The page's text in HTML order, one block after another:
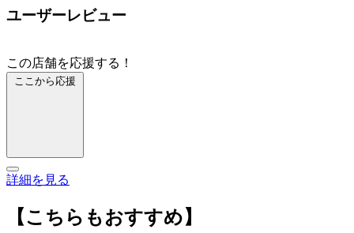
ユーザーレビュー
この店舗を応援する！
ここから応援
詳細を見る
【こちらもおすすめ】